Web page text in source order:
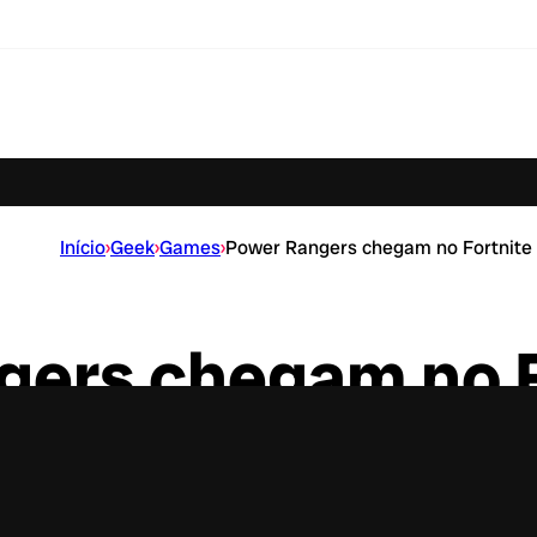
Início›Geek›Games›Power Rangers chegam no Fortnite
chegam no